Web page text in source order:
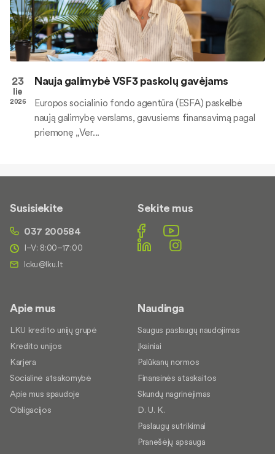
23
lie
2026
Nauja galimybė VSF3 paskolų gavėjams
Europos socialinio fondo agentūra (ESFA) paskelbė
naują galimybę verslams, gavusiems finansavimą pagal
priemonę „Ver...
Susisiekite
037 200584
I–V: 8:00–17:00
Sekite mus
Apie mus
LKU kredito unijų grupė
Kredito unijos
Karjera
Socialinė atsakomybė
Apie mus spaudoje
Obligacijos
Naudinga
Saugus paslaugų naudojimas
Įkainiai
Palūkanų normos
Finansinės ataskaitos
Skundų nagrinėjimas
D. U. K.
Paslaugų sutrikimai
Pranešėjų apsauga